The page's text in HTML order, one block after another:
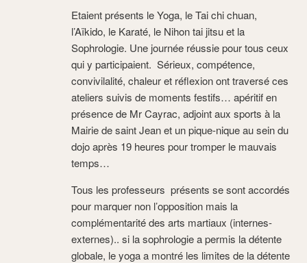
Etaient présents le Yoga, le Tai chi chuan,
l’Aïkido, le Karaté, le Nihon tai jitsu et la
Sophrologie. Une journée réussie pour tous ceux
qui y participaient. Sérieux, compétence,
convivilalité, chaleur et réflexion ont traversé ces
ateliers suivis de moments festifs… apéritif en
présence de Mr Cayrac, adjoint aux sports à la
Mairie de saint Jean et un pique-nique au sein du
dojo après 19 heures pour tromper le mauvais
temps…
Tous les professeurs présents se sont accordés
pour marquer non l’opposition mais la
complémentarité des arts martiaux (internes-
externes).. si la sophrologie a permis la détente
globale, le yoga a montré les limites de la détente